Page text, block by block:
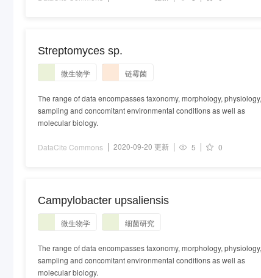
Streptomyces sp.
微生物学 链霉菌
The range of data encompasses taxonomy, morphology, physiology,
sampling and concomitant environmental conditions as well as
molecular biology.
DataCite Commons 2020-09-20 更新 5 0
Campylobacter upsaliensis
微生物学 细菌研究
The range of data encompasses taxonomy, morphology, physiology,
sampling and concomitant environmental conditions as well as
molecular biology.